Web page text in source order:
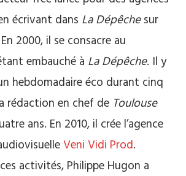
écrivant dans La Dépêchesur
2000, il se consacre au
embauché à La Dépêche. Il y
hebdomadaire éco durant cinq
rédaction en chef de Toulouse
ans. En 2010, il crée l’agence
Veni Vidi Prod.
activités, Philippe Hugon a